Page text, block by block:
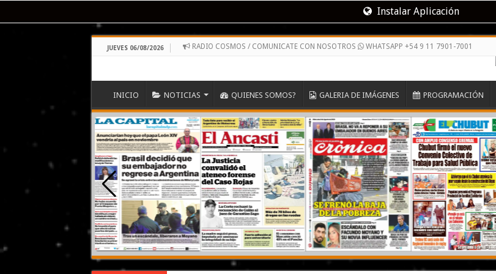
Instalar Aplicación
JUEVES 06/08/2026 RADIO COSMOS / COMUNICATE CON NOSOTROS WHATSAPP +54 9 11 7901-7001
INICIO NOTICIAS QUIENES SOMOS? GALERIA DE IMÁGENES PROGRAMACIÓN